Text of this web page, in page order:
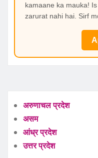
kamaane ka mauka!
zarurat nahi hai. Sirf
अरुणाचल प्रदेश
असम
आंध्र प्रदेश
उत्तर प्रदेश